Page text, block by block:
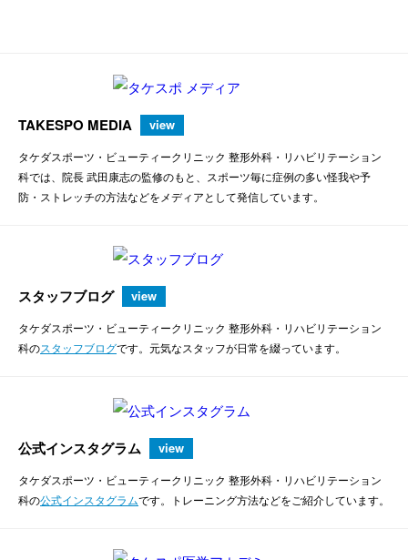
TAKESPO MEDIA view
タケダスポーツ・ビューティークリニック 整形外科・リハビリテーション
科では、院長 武田康志の監修のもと、スポーツ毎に症例の多い怪我や予
防・ストレッチの方法などをメディアとして発信しています。
スタッフブログ view
タケダスポーツ・ビューティークリニック 整形外科・リハビリテーション
科のスタッフブログです。元気なスタッフが日常を綴っています。
公式インスタグラム view
タケダスポーツ・ビューティークリニック 整形外科・リハビリテーション
科の公式インスタグラムです。トレーニング方法などをご紹介しています。